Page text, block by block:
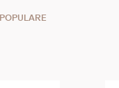
POPULARE